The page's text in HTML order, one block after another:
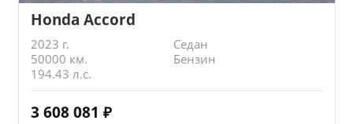
Honda Accord
2023 г.
Седан
50000 км.
Бензин
194.43 л.с.
3 608 081 ₽